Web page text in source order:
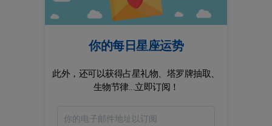
你的每日星座运势
此外，还可以获得占星礼物、塔罗牌抽取、
生物节律...立即订阅！